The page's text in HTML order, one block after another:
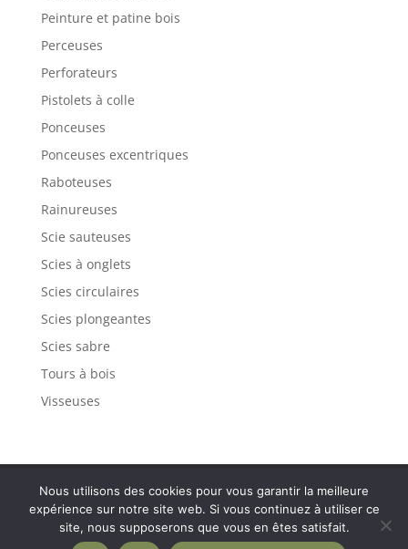
Peinture et patine bois
Perceuses
Perforateurs
Pistolets à colle
Ponceuses
Ponceuses excentriques
Raboteuses
Rainureuses
Scie sauteuses
Scies à onglets
Scies circulaires
Scies plongeantes
Scies sabre
Tours à bois
Visseuses
Politique de confidentialité
Mentions légales
Plan de site
Contact
Nous utilisons des cookies pour vous garantir la meilleure
expérience sur notre site web. Si vous continuez à utiliser ce
site, nous supposerons que vous en êtes satisfait.